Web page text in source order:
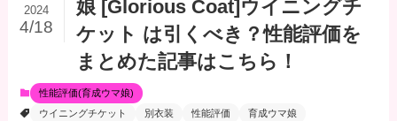
娘 [Glorious Coat]ウイニングチ
ケット は引くべき？性能評価を
まとめた記事はこちら！
2024
4/18
性能評価(育成ウマ娘)
ウイニングチケット
別衣装 性能評価 育成ウマ娘